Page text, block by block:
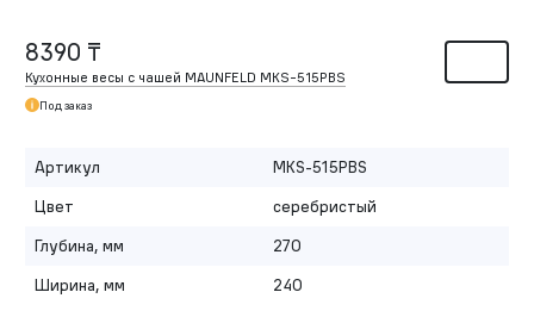
8390 ₸
Кухонные весы с чашей MAUNFELD MKS-515PBS
Под заказ
Артикул
MKS-515PBS
Цвет
серебристый
Глубина, мм
270
Ширина, мм
240